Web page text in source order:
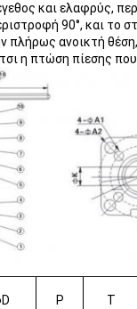
και ελαφρύς,
90°, και το
πλήρως ανοικτή
η πτώση πίεσης που
Ρ Τ